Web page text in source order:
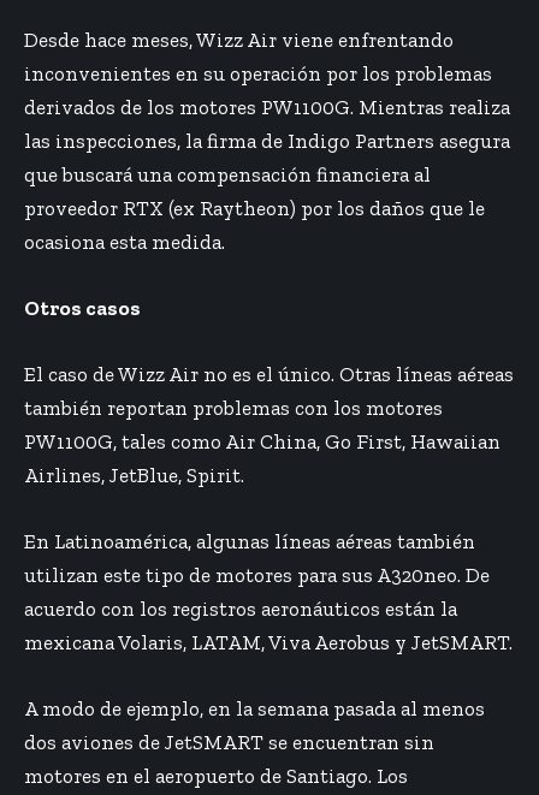
Desde hace meses, Wizz Air viene enfrentando
inconvenientes en su operación por los problemas
derivados de los motores PW1100G. Mientras realiza
las inspecciones, la firma de Indigo Partners asegura
que buscará una compensación financiera al
proveedor RTX (ex Raytheon) por los daños que le
ocasiona esta medida.
Otros casos
El caso de Wizz Air no es el único. Otras líneas aéreas
también reportan problemas con los motores
PW1100G, tales como Air China, Go First, Hawaiian
Airlines, JetBlue, Spirit.
En Latinoamérica, algunas líneas aéreas también
utilizan este tipo de motores para sus A320neo. De
acuerdo con los registros aeronáuticos están la
mexicana Volaris, LATAM, Viva Aerobus y JetSMART.
A modo de ejemplo, en la semana pasada al menos
dos aviones de JetSMART se encuentran sin
motores en el aeropuerto de Santiago. Los